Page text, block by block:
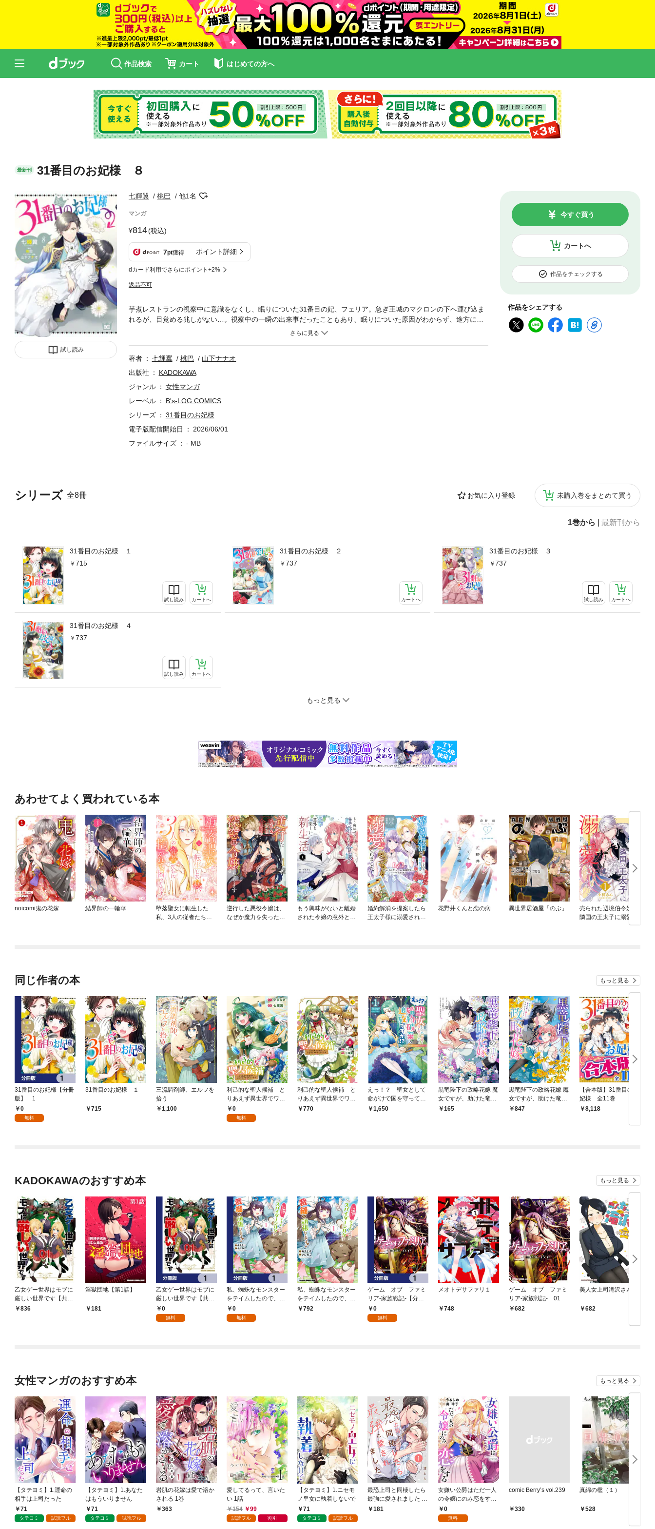
作品検索 カート はじめての方へ
最新刊 31番目のお妃様 ８
試し読み
七輝翼 桃巴 他1名
マンガ
814(税込)
7pt獲得 ポイント詳細
dカード利用でさらにポイント+2%
返品不可
カートへ
今すぐ買う
作品をチェックする
作品をシェアする
シリーズ 全8冊 お気に入り登録 未購入巻をまとめて買う
1巻から 最新刊から
31番目のお妃様 １
715
試し読み カートへ
31番目のお妃様 ２
737
カートへ
31番目のお妃様 ３
737
試し読み カートへ
31番目のお妃様 ４
737
試し読み カートへ
もっと見る
芋煮レストランの視察中に意識をなくし、眠りについた31番目の妃、フェリア。急ぎ王城のマクロンの下へ運び込ま
れるが、目覚める兆しがない…。視察中の一瞬の出来事だったこともあり、眠りについた原因がわからず、途方に暮
れる中、ある国の視察団が後から入国していたことがわかり――？そして王城に向かっていたガロンと、そのガロン
著者 七輝翼 桃巴
山下ナナオ
出版社
KADOKAWA
ジャンル
女性マンガ
レーベル
B's-LOG COMICS
シリーズ
31番目のお妃様
電子版配信開始日
2026/06/01
ファイルサイズ
- MB
あわせてよく買われている本
noicomi鬼の花嫁 結界師の一輪華
堕落聖女に転生した
私、3人の従者たちに
逆行した悪役令嬢は、
なぜか魔力を失ったの
もう興味がないと離婚
された令嬢の意外と楽
婚約解消を提案したら
王太子様に溺愛されま
花野井くんと恋の病 異世界居酒屋「のぶ」
売られた辺境伯令嬢は
隣国の王太子に溺愛さ
同じ作者の本 もっと見る
31番目のお妃様【分冊
版】 1
0
無料
31番目のお妃様 １
715
三流調剤師、エルフを
拾う
1,100
利己的な聖人候補 と
りあえず異世界でワガ
ママさせてもらいます
（分冊版）第１話
0
無料
利己的な聖人候補 と
りあえず異世界でワガ
ママさせてもらいます
770
えっ！？ 聖女として
命がけで国を守ってた
のに婚約破棄＆追放で
1,650
黒竜陛下の政略花嫁 魔
女ですが、助けた竜に
嫁入りさせられそうで
165
黒竜陛下の政略花嫁 魔
女ですが、助けた竜に
嫁入りさせられそうで
847
【合本版】31番目のお
妃様 全11巻
8,118
KADOKAWAのおすすめ本 もっと見る
乙女ゲー世界はモブに
厳しい世界です【共和
国編】 ０１
836
淫獄団地【第1話】
181
乙女ゲー世界はモブに
厳しい世界です【共和
国編】【分冊版】 1
0
無料
私、蜘蛛なモンスター
をテイムしたので、ス
パイダーシルクで裁縫
を頑張ります！【分冊
0
無料
私、蜘蛛なモンスター
をテイムしたので、ス
パイダーシルクで裁縫
792
ゲーム オブ ファミ
リア-家族戦記-【分冊
版】 1
0
無料
メオトデサファリ１
748
ゲーム オブ ファミ
リア-家族戦記- 01
682
美人女上司滝沢さん
682
女性マンガのおすすめ本 もっと見る
【タテヨミ】1.運命の
相手は上司だった
71
タテヨミ 試読フル
【タテヨミ】1.あなた
はもういりません
71
タテヨミ 試読フル
岩肌の花嫁は愛で溶か
される 1巻
363
愛してるって、言いた
い 1話
154
99
試読フル 割引
【タテヨミ】1.ニセモ
ノ皇女に執着しないで
71
タテヨミ 試読フル
最恐上司と同棲したら
最強に愛されました 1
巻181
女嫌い公爵はただ一人
の令嬢にのみ恋をする
（分冊版）第１話
0
無料
comic Berry’s vol.239
￥330
真綿の檻（１）
528